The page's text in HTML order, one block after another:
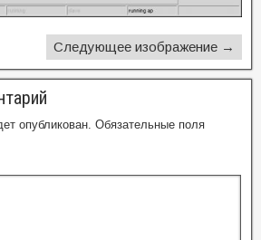
Следующее изображение →
опубликован. Обязательные поля